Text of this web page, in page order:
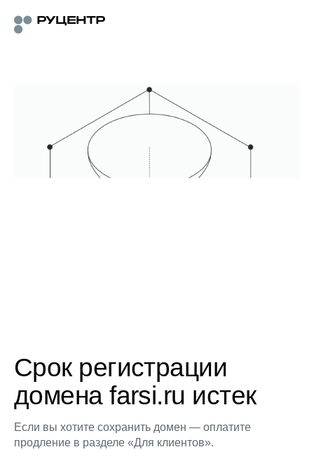
Срок регистрации
домена farsi.ru истек
Если вы хотите сохранить домен — оплатите
продление в разделе «Для клиентов».